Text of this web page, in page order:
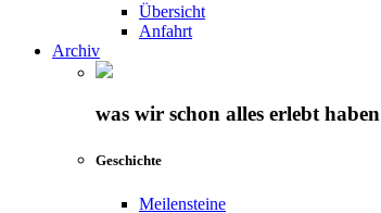
Übersicht
Anfahrt
Archiv
was wir schon alles erlebt haben
Geschichte
Meilensteine